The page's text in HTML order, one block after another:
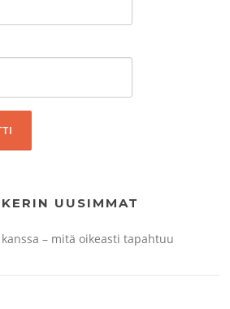
UUSIMMAT
– mitä oikeasti tapahtuu